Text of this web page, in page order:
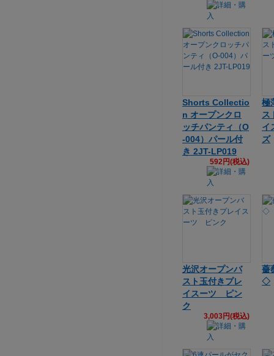
Shorts Collectio
n オープンクロ
ッチパンティ（O
-004）パール付
き 2JT-LP019
592円(税込)
極
ス
イ
ズ
光沢オープンバ
スト玉付きプレ
イスーツ ピン
ク
3,003円(税込)
薔
◇